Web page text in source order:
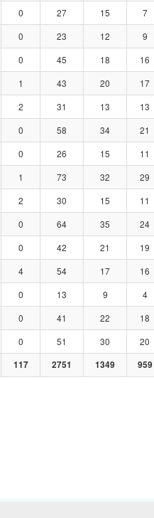
0 27 15 7
0 23 12 9
0 45 18 16
1 43 20 17
2 31 13 13
0 58 34 21
0 26 15 11
1 73 32 29
2 30 15 11
0 64 35 24
0 42 21 19
4 54 17 16
0 13 9 4
0 41 22 18
0 51 30 20
117 2751 1349 959